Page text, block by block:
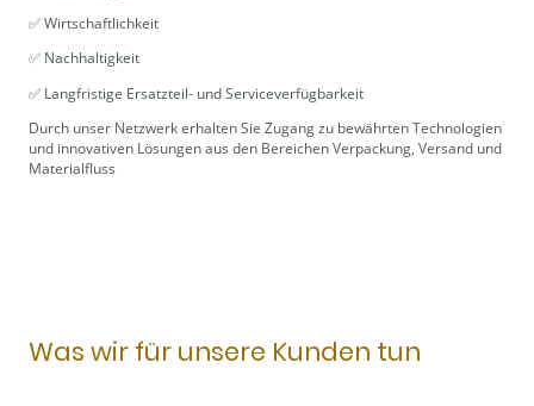
✅ Wirtschaftlichkeit
✅ Nachhaltigkeit
✅ Langfristige Ersatzteil- und Serviceverfügbarkeit
Durch unser Netzwerk erhalten Sie Zugang zu bewährten Technologien
und innovativen Lösungen aus den Bereichen Verpackung, Versand und
Materialfluss
Was wir für unsere Kunden tun